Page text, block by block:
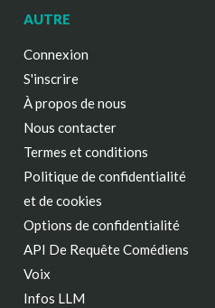
AUTRE
Connexion
S'inscrire
À propos de nous
Nous contacter
Termes et conditions
Politique de confidentialité
et de cookies
Options de confidentialité
API De Requête Comédiens
Voix
Infos LLM